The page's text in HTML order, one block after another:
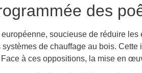
des
soucieuse de réduire
systèmes de chauffage au bois.
Face à ces oppositions, la mise en